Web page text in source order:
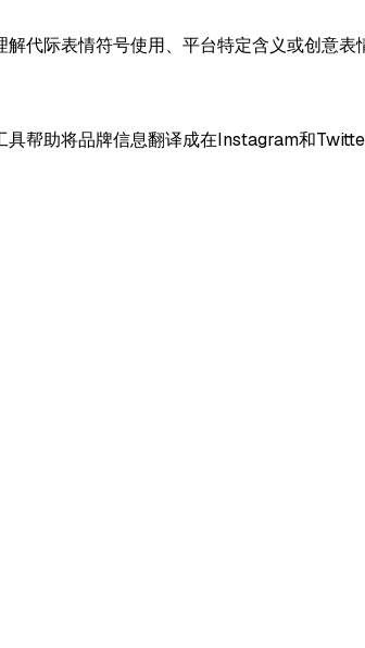
代际表情符号使用、平台特定含义或创意表
帮助将品牌信息翻译成在Instagram和